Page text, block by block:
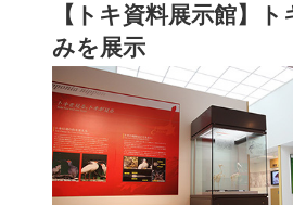
【トキ資料展示館】
みを展示